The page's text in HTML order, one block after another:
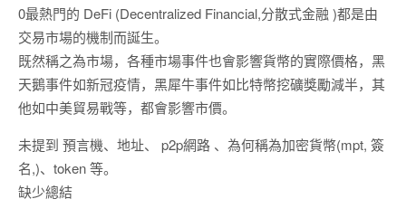
0最熱門的 DeFi (Decentralized Financial,分散式金融 )都是由
交易市場的機制而誕生。
既然稱之為市場，各種市場事件也會影響貨幣的實際價格，黑
天鵝事件如新冠疫情，黑犀牛事件如比特幣挖礦獎勵減半，其
他如中美貿易戰等，都會影響市價。
未提到 預言機、地址、 p2p網路 、為何稱為加密貨幣(mpt, 簽
名,)、token 等。
缺少總結